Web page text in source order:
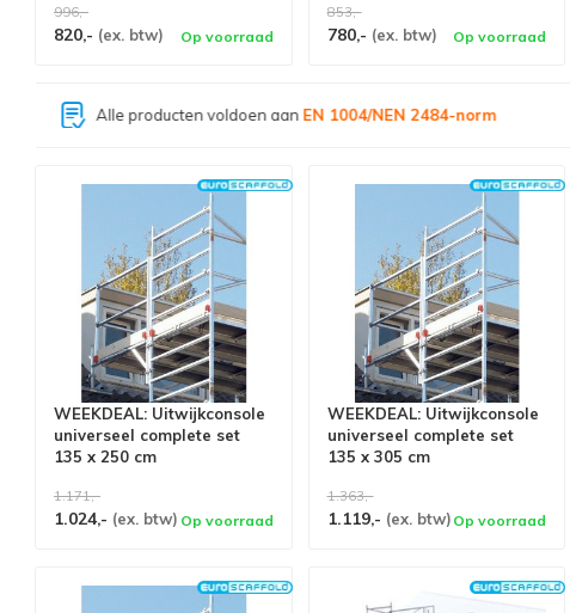
996,-
820,- (ex. btw) Op voorraad
853,-
780,- (ex. btw) Op voorraad
Grootste assortiment vanNederland
WEEKDEAL: Uitwijkconsole
universeel complete set
135 x 250 cm
1.171,-
1.024,- (ex. btw) Op voorraad
WEEKDEAL: Uitwijkconsole
universeel complete set
135 x 305 cm
1.363,-
1.119,- (ex. btw) Op voorraad